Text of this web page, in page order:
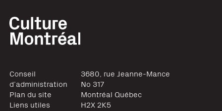
Conseil
d’administration
Plan du site
Liens utiles
3680, rue Jeanne-Mance
No 317
Montréal Québec
H2X 2K5